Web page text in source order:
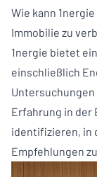
Wie kann
Immobilie zu
1nergie bietet
einschließlich
Untersuchungen
Erfahrung in der
identifizieren, in
Empfehlungen